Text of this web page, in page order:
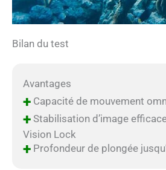
Bilan du test
Avantages
+Capacité de mouvement
+Stabilisation d’image efficace
Vision Lock
+Profondeur de plongée